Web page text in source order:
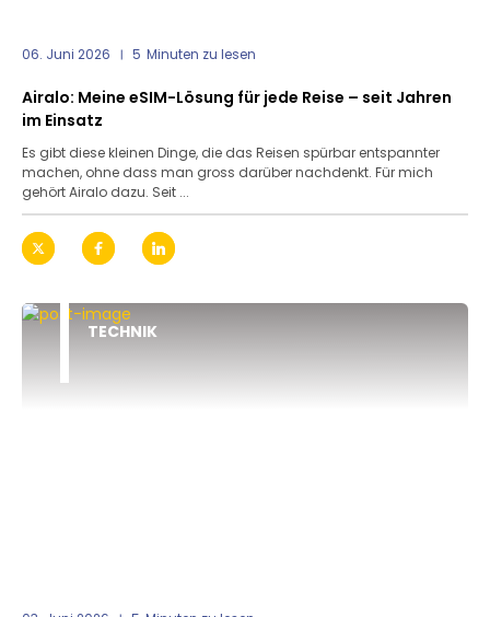
06. Juni 2026 5 Minuten zu lesen
Airalo: Meine eSIM-Lösung für jede Reise – seit Jahren
im Einsatz
Es gibt diese kleinen Dinge, die das Reisen spürbar entspannter
machen, ohne dass man gross darüber nachdenkt. Für mich
gehört Airalo dazu. Seit ...
TECHNIK